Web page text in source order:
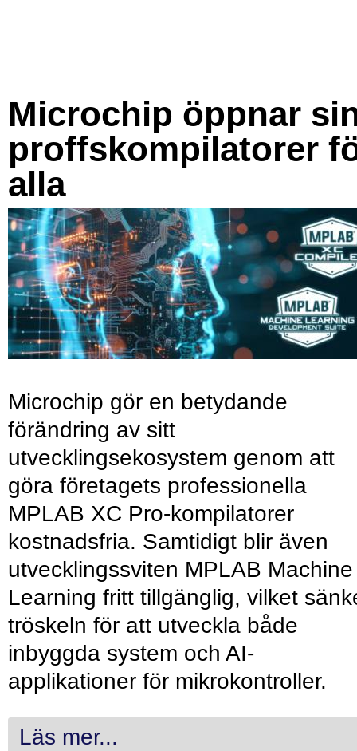
Microchip öppnar
proffskompilatorer
alla
Microchip gör en betydande
förändring av sitt
utvecklingsekosystem genom att
göra företagets professionella
MPLAB XC Pro-kompilatorer
kostnadsfria. Samtidigt blir även
utvecklingssviten MPLAB Machine
Learning fritt tillgänglig, vilket
tröskeln för att utveckla både
inbyggda system och AI-
applikationer för mikrokontroller.
Läs mer...